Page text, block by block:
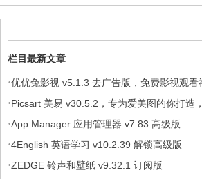
栏目最新文章
·优优兔影视 v5.1.3 去广告版，免费影视观看
·Picsart 美易 v30.5.2，专为爱美图的你打造
·App Manager 应用管理器 v7.83 高级版
·4English 英语学习 v10.2.39 解锁高级版
·ZEDGE 铃声和壁纸 v9.32.1 订阅版